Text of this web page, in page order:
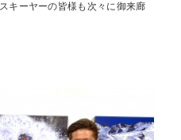
キーヤーの皆様も次々に御来廊